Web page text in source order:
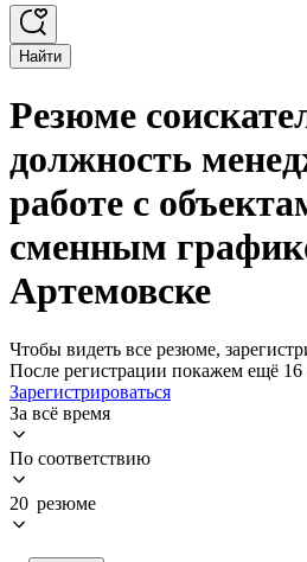
Найти
Резюме
должность
работе с
сменным
Артемовске
Чтобы видеть все резюме,
После регистрации покажем ещё
Зарегистрироваться
За всё время
По соответствию
20 резюме